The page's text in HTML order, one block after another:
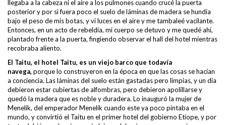
llegaba a la cabeza ni el aire a los pulmones cuando crucé la puerta
posterior y por si fuera poco el suelo de láminas de madera se hundía
bajo el peso de mis botas, y vi luces en el aire y me tambaleé vacilante.
Entonces, en un acto de rebeldía, mi cuerpo se detuvo y me quedé ahí,
plantado frente a la puerta, fingiendo observar el hall del hotel mientras
recobraba aliento.
El Taitu, el hotel Taitu, es un viejo barco que todavía
navega, porque lo construyeron en la época en que las cosas se hacían
a conciencia. Las láminas del suelo están gastadas pero limpias, y un día
debieron estar cubiertas de alfombras, pero debieron apolillarse y
quedó la madera que es noble y duradera. Lo inauguró la mujer de
Menelik, del emperador Menelik cuando este ya poco pintaba en el
mundo, y convirtió el Taitu en el primer hotel del gobierno Etíope, y por